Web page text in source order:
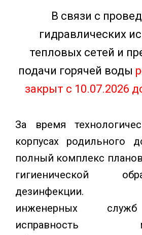
В связи с
гидравлических
тепловых сетей и
подачи горячей воды
закрыт с 10.07.2026
За время
корпусах родильного
полный комплекс
гигиенической
дезинфекции.
инженерных
исправность